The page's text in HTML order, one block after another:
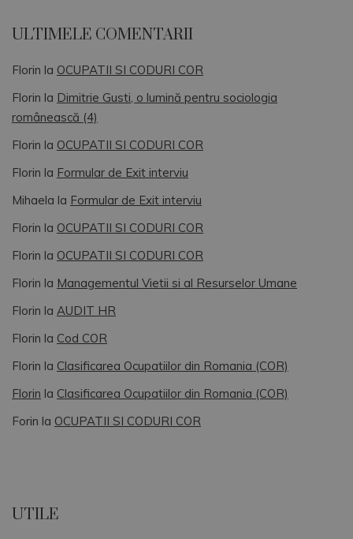
ULTIMELE COMENTARII
Florin la OCUPATII SI CODURI COR
Florin la Dimitrie Gusti, o lumină pentru sociologia
românească (4)
Florin la OCUPATII SI CODURI COR
Florin la Formular de Exit interviu
Mihaela la Formular de Exit interviu
Florin la OCUPATII SI CODURI COR
Florin la OCUPATII SI CODURI COR
Florin la Managementul Vietii si al Resurselor Umane
Florin la AUDIT HR
Florin la Cod COR
Florin la Clasificarea Ocupatiilor din Romania (COR)
Florin la Clasificarea Ocupatiilor din Romania (COR)
Forin la OCUPATII SI CODURI COR
UTILE